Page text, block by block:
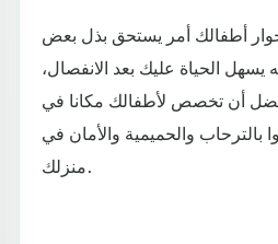
أطفالك أمر يستحق بذل بعض
يسهل الحياة عليك بعد الانفصال،
أن تخصص لأطفالك مكانا في
بالترحاب والحميمية والأمان في
منزلك.